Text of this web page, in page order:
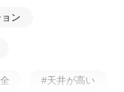
ン
#天井が高い